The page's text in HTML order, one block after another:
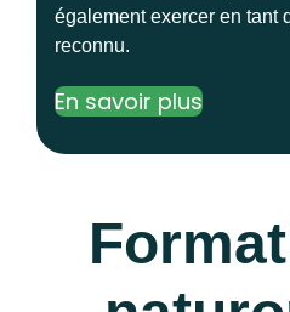
également exercer en tant
reconnu.
En savoir plus